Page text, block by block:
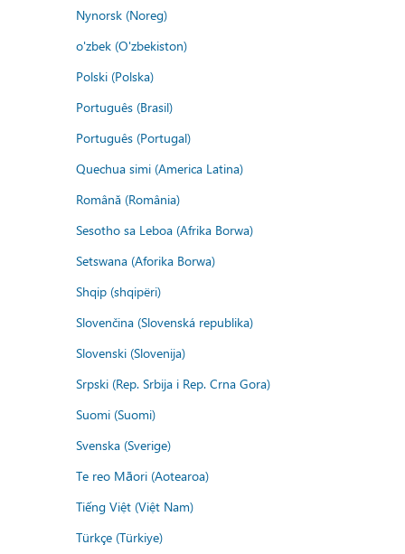
Nynorsk (Noreg)
o'zbek (O'zbekiston)
Polski (Polska)
Português (Brasil)
Português (Portugal)
Quechua simi (America Latina)
Română (România)
Sesotho sa Leboa (Afrika Borwa)
Setswana (Aforika Borwa)
Shqip (shqipëri)
Slovenčina (Slovenská republika)
Slovenski (Slovenija)
Srpski (Rep. Srbija i Rep. Crna Gora)
Suomi (Suomi)
Svenska (Sverige)
Te reo Māori (Aotearoa)
Tiếng Việt (Việt Nam)
Türkçe (Türkiye)